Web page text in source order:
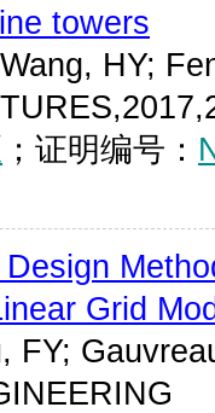
towers
HY;
；证明编号：
Grid
FY;